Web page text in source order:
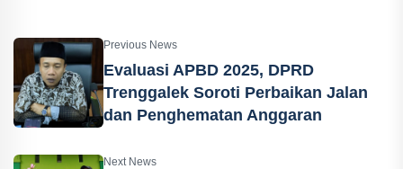
Previous News
Evaluasi APBD 2025, DPRD
Trenggalek Soroti Perbaikan Jalan
dan Penghematan Anggaran
Next News